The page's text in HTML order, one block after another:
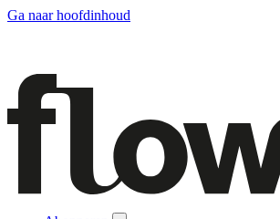
Ga naar hoofdinhoud